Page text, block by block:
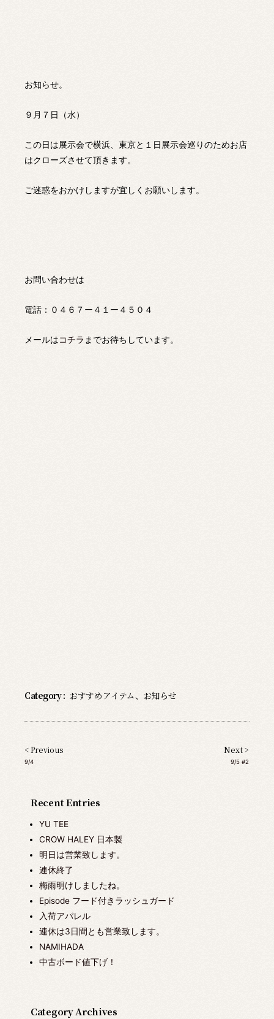
Recent Entries
YU TEE
CROW HALEY 日本製
明日は営業致します。
連休終了
梅雨明けしましたね。
Episode フード付きラッシュガード
入荷アパレル
連休は3日間とも営業致します。
NAMIHADA
中古ボード値下げ！
Category Archives
お知らせ。
９月７日（水）
この日は展示会で横浜、東京と１日展示会巡りのためお店
はクローズさせて頂きます。
ご迷惑をおかけしますが宜しくお願いします。
お問い合わせは
電話：０４６７ー４１ー４５０４
メールはコチラ までお待ちしています。
Category : おすすめアイテム、 お知らせ
< Previous
9/4
Next >
9/5 #2